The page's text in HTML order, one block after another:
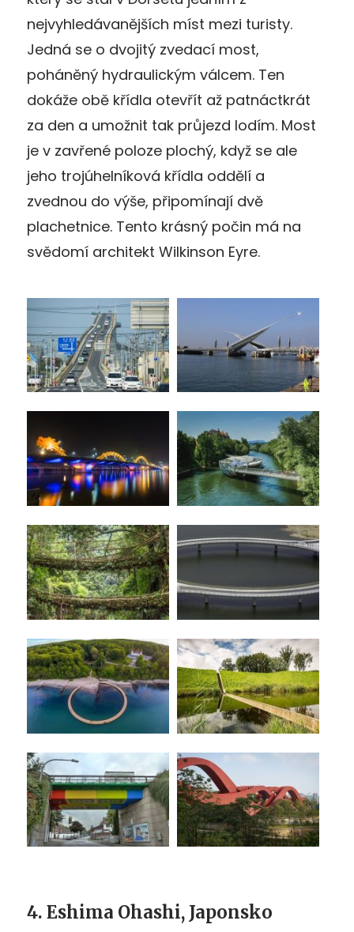
nejvyhledávanějších míst mezi turisty.
Jedná se o dvojitý zvedací most,
poháněný hydraulickým válcem. Ten
dokáže obě křídla otevřít až patnáctkrát
za den a umožnit tak průjezd lodím. Most
je v zavřené poloze plochý, když se ale
jeho trojúhelníková křídla oddělí a
zvednou do výše, připomínají dvě
plachetnice. Tento krásný počin má na
svědomí architekt Wilkinson Eyre.
4. Eshima Ohashi, Japonsko